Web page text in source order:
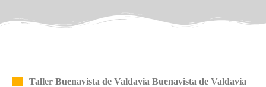
Taller Buenavista de Valdavia Buenavista de Valdavia